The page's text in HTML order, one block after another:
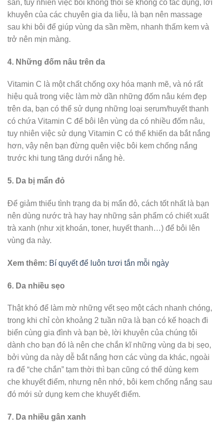
sần, tuy nhiên việc bôi không thôi sẽ không có tác dụng, lời
khuyên của các chuyên gia da liễu, là bạn nên massage
sau khi bôi để giúp vùng da sần mềm, nhanh thấm kem và
trở nên mịn màng.
4. Những đốm nâu trên da
Vitamin C là một chất chống oxy hóa mạnh mẽ, và nó rất
hiệu quả trong việc làm mờ dần những đốm nâu kém đẹp
trên da, bạn có thể sử dụng những loại serum/huyết thanh
có chứa Vitamin C để bôi lên vùng da có nhiều đốm nâu,
tuy nhiên việc sử dụng Vitamin C có thể khiến da bắt nắng
hơn, vậy nên bạn đừng quên việc bôi kem chống nắng
trước khi tung tăng dưới nắng hè.
5. Da bị mẩn đỏ
Để giảm thiểu tình trạng da bị mẩn đỏ, cách tốt nhất là bạn
nên dùng nước trà hay hay những sản phẩm có chiết xuất
trà xanh (như xịt khoán, toner, huyết thanh…) để bôi lên
vùng da này.
Xem thêm: Bí quyết để luôn tươi tắn mỗi ngày
6. Da nhiều sẹo
Thật khó để làm mờ những vết sẹo một cách nhanh chóng,
trong khi chỉ còn khoảng 2 tuần nữa là bạn có kế hoạch đi
biển cùng gia đình và bạn bè, lời khuyên của chúng tôi
dành cho bạn đó là nên che chắn kĩ những vùng da bị sẹo,
bởi vùng da này dễ bắt nắng hơn các vùng da khác, ngoài
ra để “che chắn” tạm thời thì bạn cũng có thể dùng kem
che khuyết điểm, nhưng nên nhớ, bôi kem chống nắng sau
đó mới sử dụng kem che khuyết điểm.
7. Da nhiều gân xanh